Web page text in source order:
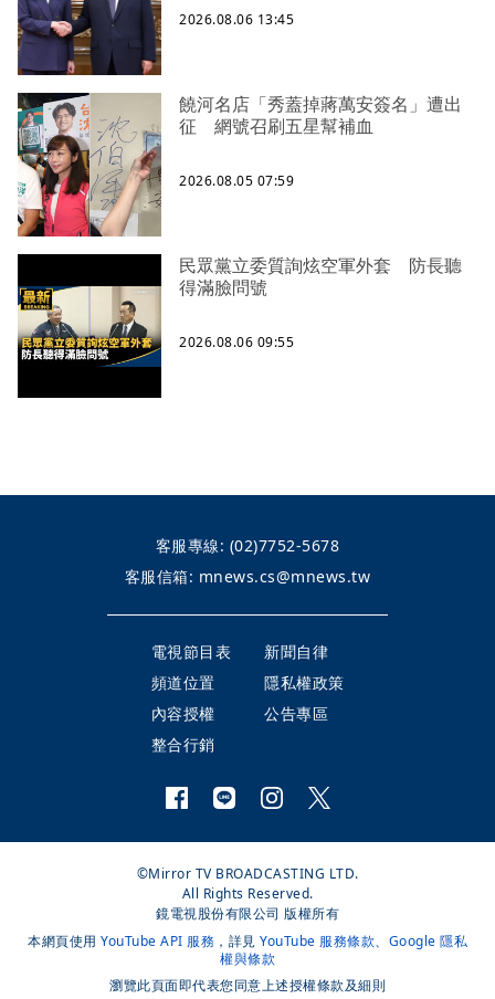
2026.08.06 13:45
饒河名店「秀蓋掉蔣萬安簽名」遭出
征 網號召刷五星幫補血
2026.08.05 07:59
民眾黨立委質詢炫空軍外套 防長聽
得滿臉問號
2026.08.06 09:55
客服專線: (02)7752-5678
客服信箱: mnews.cs@mnews.tw
電視節目表
新聞自律
頻道位置
隱私權政策
內容授權
公告專區
整合行銷
©Mirror TV BROADCASTING LTD.
All Rights Reserved.
鏡電視股份有限公司 版權所有
本網頁使用 YouTube API 服務 ，詳見 YouTube 服務條款、 Google 隱私
權與條款
瀏覽此頁面即代表您同意上述授權條款及細則